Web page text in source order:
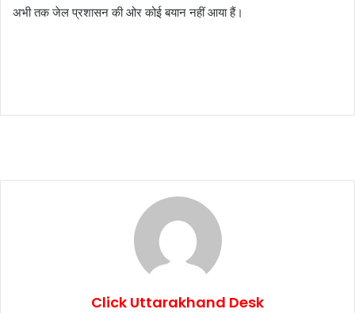
अभी तक जेल प्रशासन की ओर कोई बयान नहीं आया हैं।
Click Uttarakhand Desk